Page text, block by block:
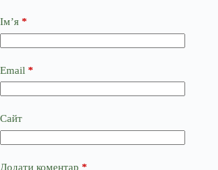
Ім’я *
Email *
Сайт
Додати коментар *